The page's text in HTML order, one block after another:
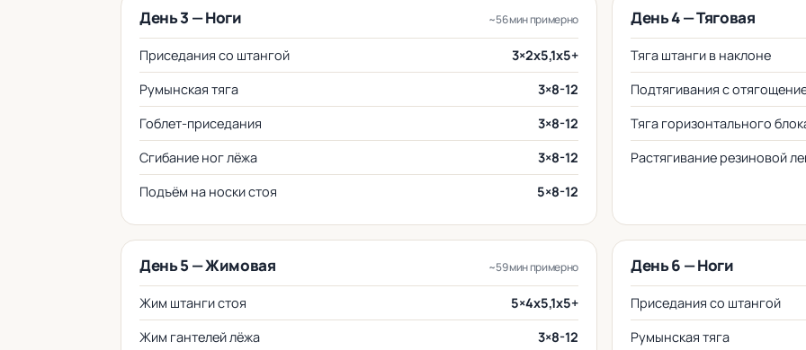
День 3 — Ноги ~56 мин примерно
Приседания со штангой
3×2x5,1x5+
Румынская тяга
3×8-12
Гоблет-приседания
3×8-12
Сгибание ног лёжа
3×8-12
Подъём на носки стоя
5×8-12
День 4 — Тяговая
Тяга штанги в наклоне
Подтягивания с
Тяга горизонтального
Растягивание резиновой
День 5 — Жимовая ~59 мин примерно
Жим штанги стоя
5×4x5,1x5+
Жим гантелей лёжа
3×8-12
День 6 — Ноги
Приседания со штангой
Румынская тяга